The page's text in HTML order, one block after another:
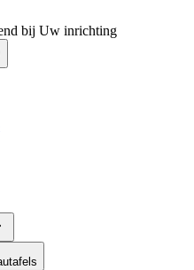
bij Uw inrichting